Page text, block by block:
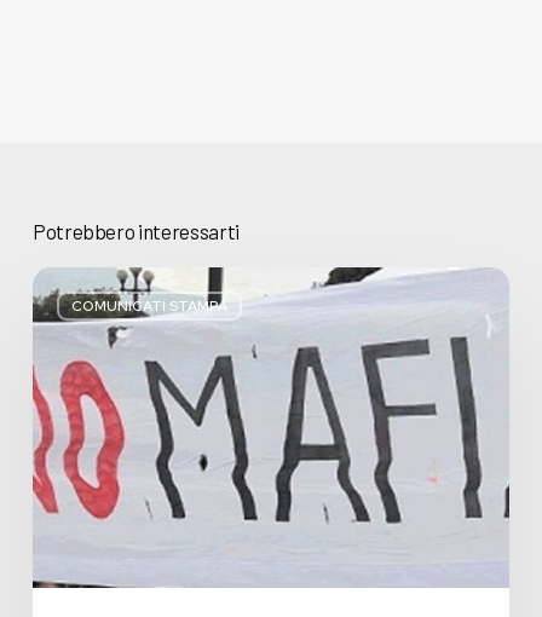
Potrebbero interessarti
COMUNICATI STAMPA
Basta
bugie,
Regione
Lombardia
pratica
l’antimafia
solo
a
parole